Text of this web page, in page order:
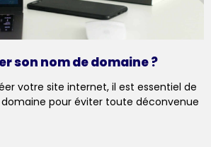
son nom de domaine ?
votre site internet, il est essentiel de
pour éviter toute déconvenue